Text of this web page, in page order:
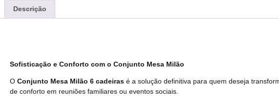
Descrição
Sofisticação e Conforto com o Conjunto Mesa Milão
O Conjunto Mesa Milão 6 cadeiras é a solução definitiva para quem deseja
de conforto em reuniões familiares ou eventos sociais.